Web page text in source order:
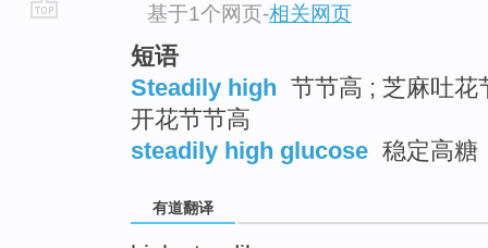
基于1个网页-相关网页
短语
Steadily high 节节高 ; 芝麻吐花
开花节节高
steadily high glucose 稳定高糖
有道翻译